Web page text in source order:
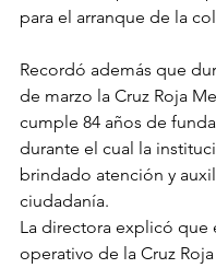
para el arranque de la
Recordó además que
de marzo la Cruz Roja
cumple 84 años de
durante el cual la
brindado atención y
ciudadanía.
La directora explicó que
operativo de la Cruz